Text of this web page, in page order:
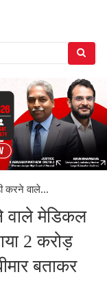
करने वाले...
वाले मेडिकल
2 करोड़
बताकर